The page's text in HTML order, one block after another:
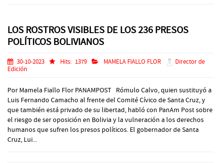
LOS ROSTROS VISIBLES DE LOS 236 PRESOS
POLÍTICOS BOLIVIANOS
30-10-2023 Hits: 1379 MAMELA FIALLO FLOR
Director de
Edición
Por Mamela Fiallo Flor PANAMPOST Rómulo Calvo, quien sustituyó a
Luis Fernando Camacho al frente del Comité Cívico de Santa Cruz, y
que también está privado de su libertad, habló con PanAm Post sobre
el riesgo de ser oposición en Bolivia y la vulneración a los derechos
humanos que sufren los presos políticos. El gobernador de Santa
Cruz, Lui...